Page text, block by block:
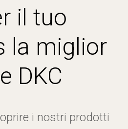
il tuo
la miglior
DKC
i nostri prodotti